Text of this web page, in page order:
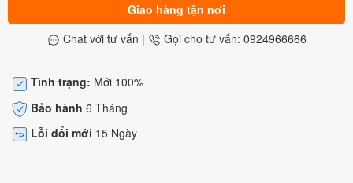
Giao hàng tận nơi
Chat với tư vấn | Gọi cho tư vấn: 0924966666
Tình trạng: Mới 100%
Bảo hành 6 Tháng
Lỗi đổi mới 15 Ngày